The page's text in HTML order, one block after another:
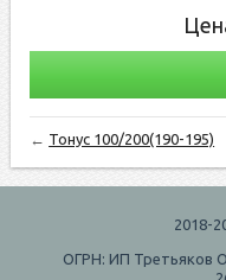
← Тонуc 100/200(190-195)
2018-
ОГРН: ИП Третьяков